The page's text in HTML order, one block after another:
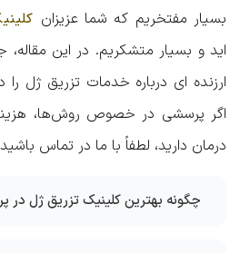
بسیار مفتخریم که شما عزیزان
اید و بسیار متشکریم. در این
ارزنده ای درباره خدمات تزریق ژل را
اگر پرسشی در خصوص روش‌ها،
درمان دارید، لطفاً با ما در تماس
چگونه بهترین کلینیک تزریق ژل در